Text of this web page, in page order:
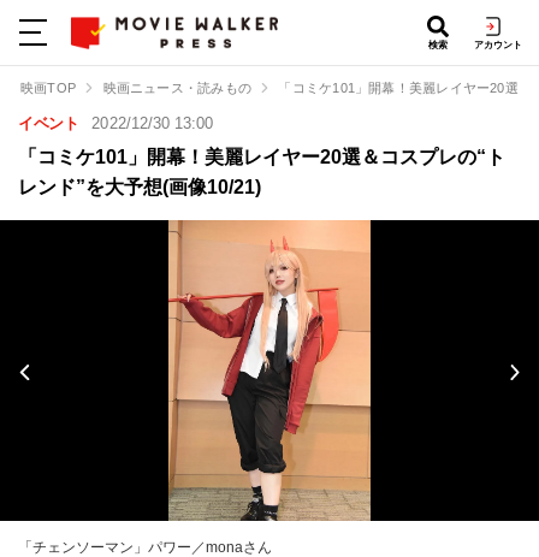
検索 アカウント
映画TOP 映画ニュース・読みもの 「コミケ101」開幕！美麗レイヤー20選＆
イベント 2022/12/30 13:00
「コミケ101」開幕！美麗レイヤー20選＆コスプレの“ト
レンド”を大予想(画像10/21)
「チェンソーマン」パワー／monaさん